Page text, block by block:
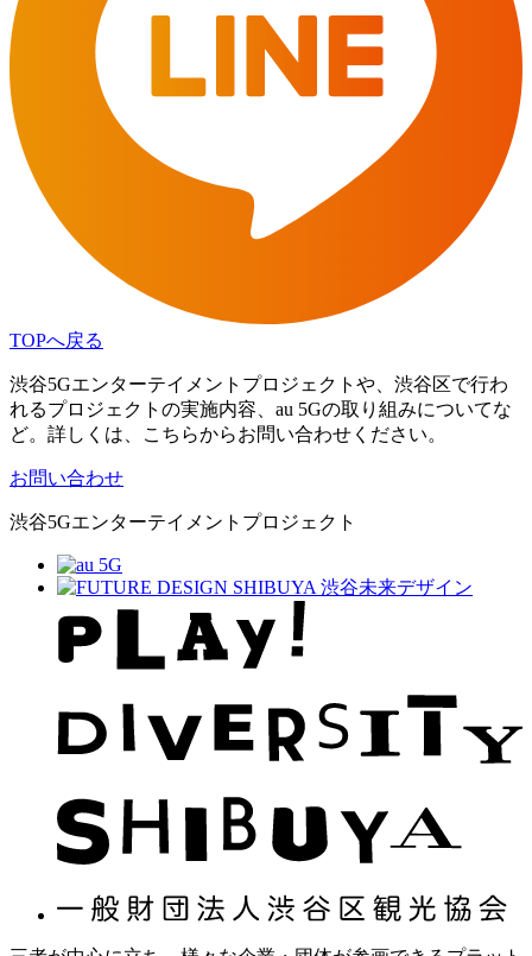
TOPへ戻る
渋谷5Gエンターテイメントプロジェクトや、渋谷区で行わ
れるプロジェクトの実施内容、au 5Gの取り組みについてな
ど。詳しくは、こちらからお問い合わせください。
お問い合わせ
渋谷5Gエンターテイメントプロジェクト